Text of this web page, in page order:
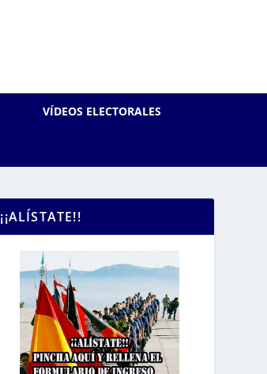
VÍDEOS ELECTORALES
¡¡ALÍSTATE!!